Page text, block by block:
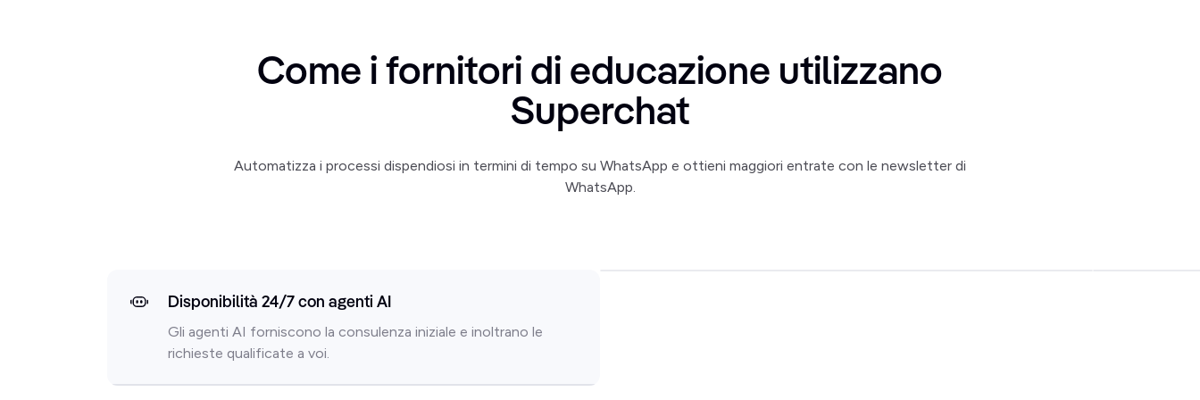
Come i fornitori di educazione utilizzano
Superchat
Automatizza i processi dispendiosi in termini di tempo su WhatsApp e ottieni maggiori entrate con le newsletter di
WhatsApp.
Disponibilità 24/7 con agenti AI
Gli agenti AI forniscono la consulenza iniziale e inoltrano le
richieste qualificate a voi.